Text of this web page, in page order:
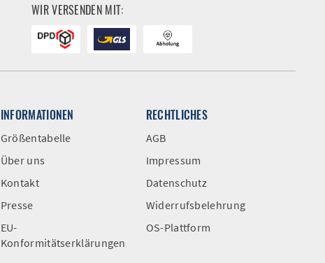
WIR VERSENDEN MIT:
INFORMATIONEN
Größentabelle
Über uns
Kontakt
Presse
EU-
Konformitätserklärungen
RECHTLICHES
AGB
Impressum
Datenschutz
Widerrufsbelehrung
OS-Plattform